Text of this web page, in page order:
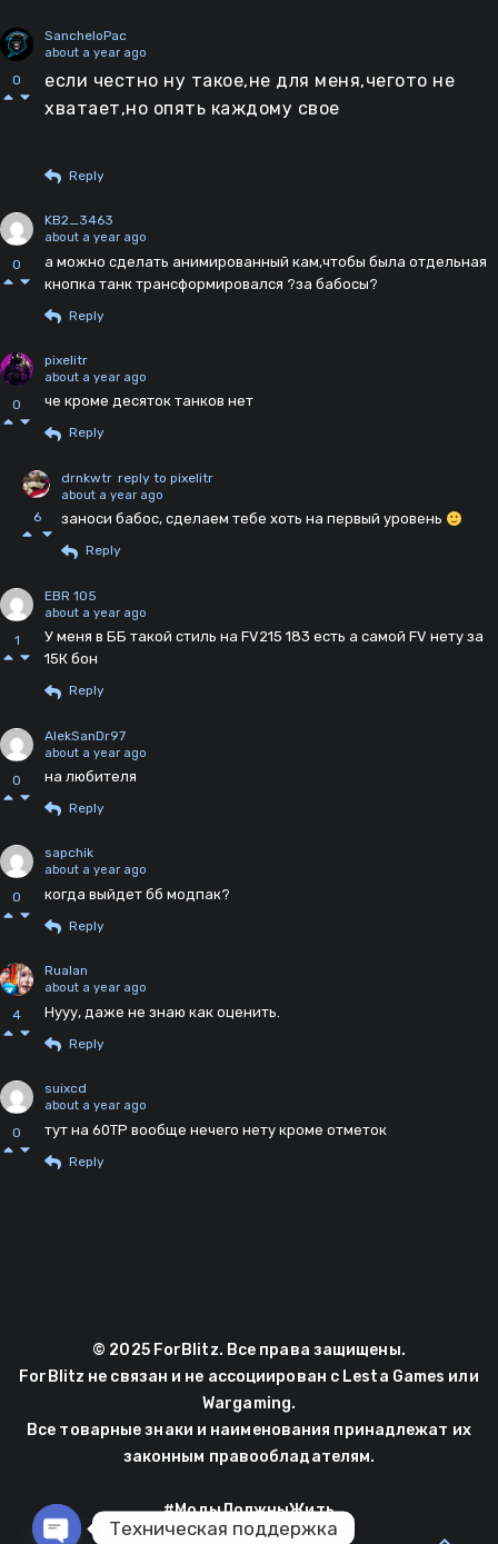
0
SancheloPac
about a year ago
если честно ну такое,не для меня,чегото не
хватает,но опять каждому свое
Reply
0
KB2_3463
about a year ago
а можно сделать анимированный кам,чтобы была отдельная
кнопка танк трансформировался ?за бабосы?
Reply
0
pixelitr
about a year ago
че кроме десяток танков нет
Reply
6
drnkwtr reply to pixelitr
about a year ago
заноси бабос, сделаем тебе хоть на первый уровень
Reply
1
EBR 105
about a year ago
У меня в ББ такой стиль на FV215 183 есть а самой FV нету за
15К бон
Reply
0
AlekSanDr97
about a year ago
на любителя
Reply
0
sapchik
about a year ago
когда выйдет бб модпак?
Reply
4
Rualan
about a year ago
Нууу, даже не знаю как оценить.
Reply
0
suixcd
about a year ago
тут на 60ТР вообще нечего нету кроме отметок
Reply
© 2025 ForBlitz. Все права защищены.
ForBlitz не связан и не ассоциирован с Lesta Games или
Wargaming.
Все товарные знаки и наименования принадлежат их
законным правообладателям.
#МодыДолжныЖить
Техническая поддержка